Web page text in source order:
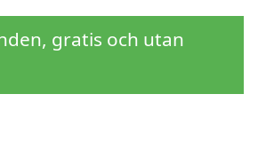
gratis och utan